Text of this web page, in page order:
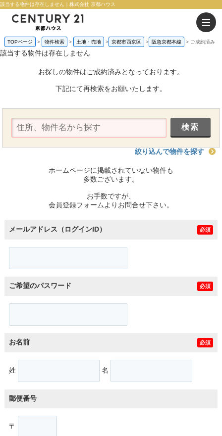
該当する物件は存在しません｜株式会社 京都ハウス
TOPページ 物件検索 土地・売地 京都市西京区 阪急京都本線 ご成約済み
該当する物件は存在しません
お探しの物件はご成約済みとなっております。
下記にて再検索をお願いたします。
絞り込んで物件を探す
ホームページに掲載されていない物件も
多数ございます。
お手数ですが、
会員登録フォームよりお問合せ下さい。
メールアドレス（ログインID） 必須
ご希望のパスワード 必須
お名前 必須
姓 名
郵便番号
〒